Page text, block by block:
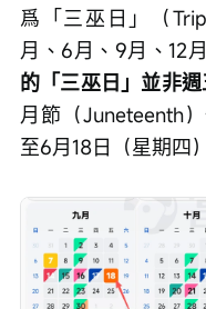
爲「三巫日」（
月、6月、9月、12
的「三巫日」並非週
月節（Juneteenth
至6月18日（星期四